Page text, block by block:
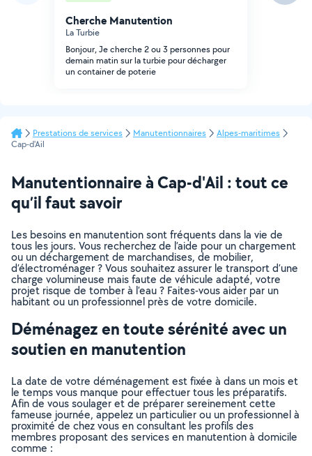
Cherche Manutention
La Turbie
Bonjour, Je cherche 2 ou 3 personnes pour
demain matin sur la turbie pour décharger
un container de poterie
Prestations de services Manutentionnaires
Alpes-maritimes
Cap-d'Ail
Manutentionnaire à Cap-d'Ail : tout ce
qu’il faut savoir
Les besoins en manutention sont fréquents dans la vie de
tous les jours. Vous recherchez de l’aide pour un chargement
ou un déchargement de marchandises, de mobilier,
d’électroménager ? Vous souhaitez assurer le transport d’une
charge volumineuse mais faute de véhicule adapté, votre
projet risque de tomber à l’eau ? Faites-vous aider par un
habitant ou un professionnel près de votre domicile.
Déménagez en toute sérénité avec un
soutien en manutention
La date de votre déménagement est fixée à dans un mois et
le temps vous manque pour effectuer tous les préparatifs.
Afin de vous soulager et de préparer sereinement cette
fameuse journée, appelez un particulier ou un professionnel à
proximité de chez vous en consultant les profils des
membres proposant des services en manutention à domicile
comme :